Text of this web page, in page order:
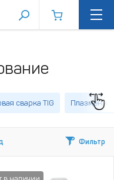
сварка TIG
Фильтр